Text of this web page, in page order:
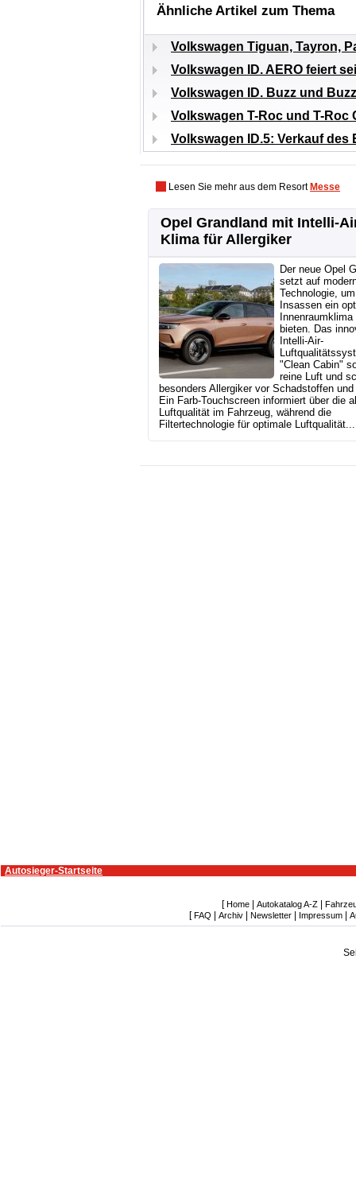
Ähnliche Artikel zum Thema
Volkswagen Tiguan, Tayron,
Volkswagen ID. AERO feiert
Volkswagen ID. Buzz und
Volkswagen T-Roc und T-Roc
Volkswagen ID.5: Verkauf des
Lesen Sie mehr aus dem Resort Messe
Opel Grandland mit Intelli-
Klima für Allergiker
Der neue Opel
setzt auf
Technologie, um
Insassen ein
Innenraumklima
bieten. Das
Intelli-Air-
"Clean Cabin"
reine Luft und
besonders Allergiker vor Schadstoffen
Ein Farb-Touchscreen informiert über die
Luftqualität im Fahrzeug, während die
Filtertechnologie für optimale Luftqualität...
Autosieger-Startseite
[ Home| Autokatalog A-Z|
[ FAQ Archiv Newsletter Impressum